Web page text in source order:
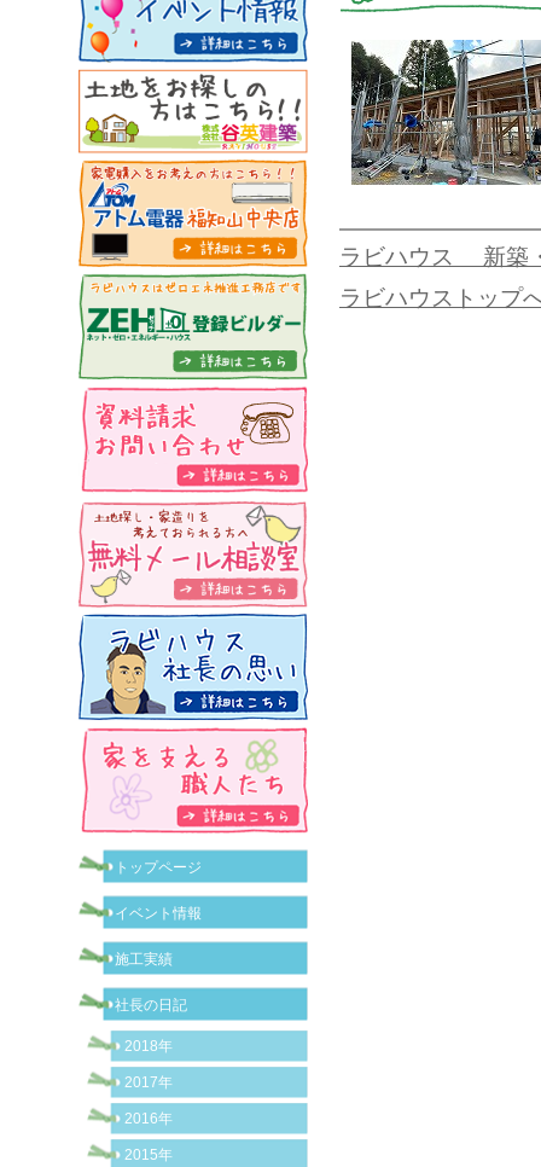
ラビハウス 新築
ラビハウストップ
トップページ
イベント情報
施工実績
社長の日記
2018年
2017年
2016年
2015年